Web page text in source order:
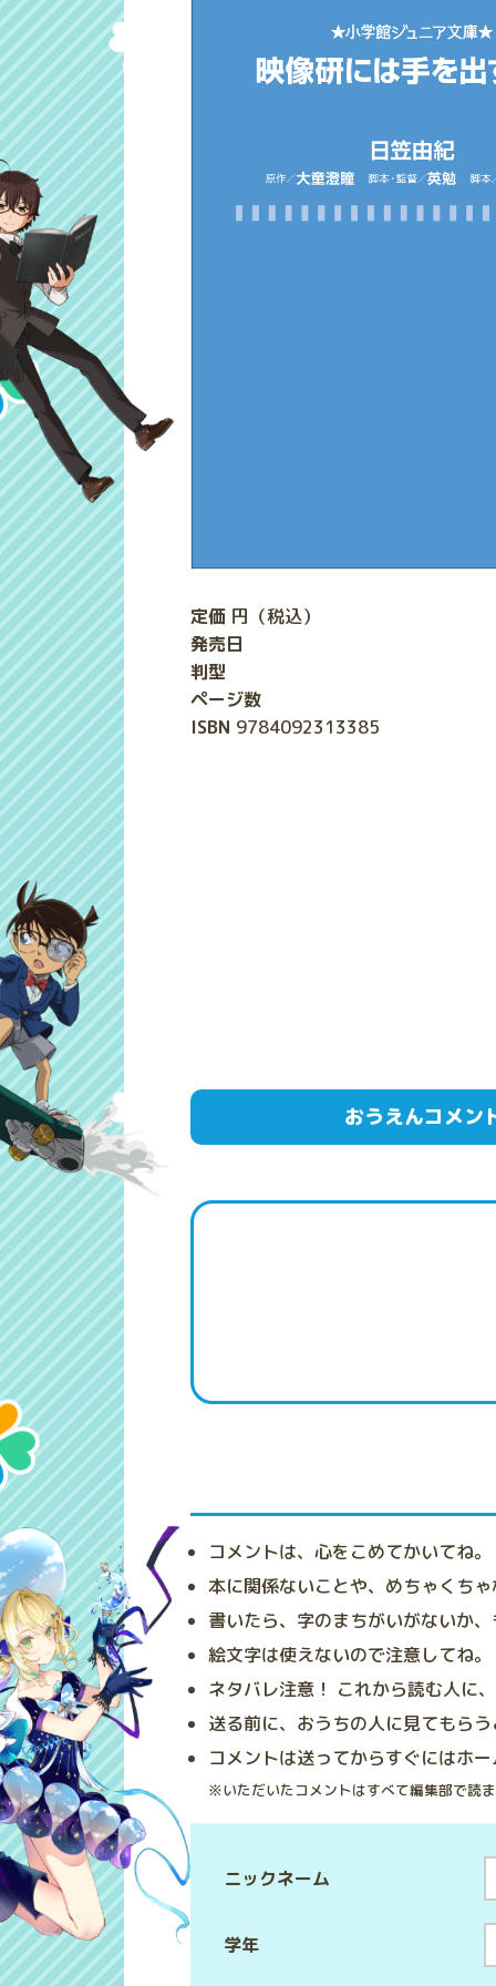
定価 円（税込）
発売日
判型
ページ数
ISBN 9784092313385
おうえんコメン
コメントは、心をこめてかいてね。
本に関係ないことや、めちゃくち
書いたら、字のまちがいがないか
絵文字は使えないので注意してね。
ネタバレ注意！ これから読む人に
送る前に、おうちの人に見てもら
コメントは送ってからすぐにはホ
※いただいたコメントはすべて編集部で読
学年
ニックネーム